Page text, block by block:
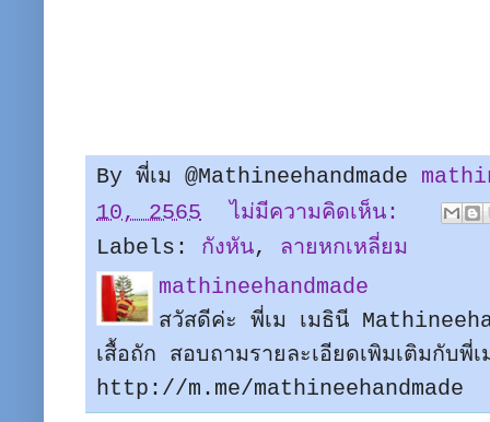
By พี่เม @Mathineehandmade
10, 2565
ไม่มีความคิดเห็น:
Labels: กังหัน, ลายหกเหลี่ยม
mathineehandmade
สวัสดีค่ะ พี่เม เมธินี
เสื้อถัก สอบถามรายละเอียดเพิมเติมกับ
http://m.me/mathineehandmade